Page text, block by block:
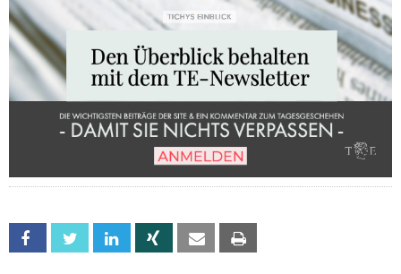
Facebook Twitter Linkedin Xing Email